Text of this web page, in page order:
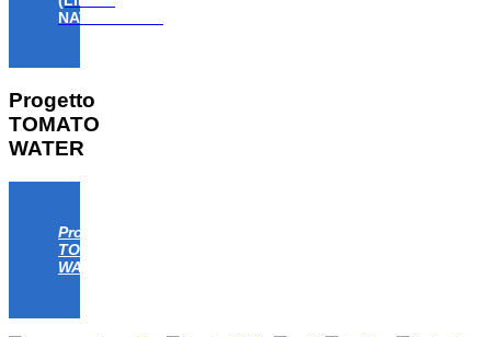
NAT/IT/000806)
Progetto
TOMATO
WATER
Progetto
TOMATO
WATER